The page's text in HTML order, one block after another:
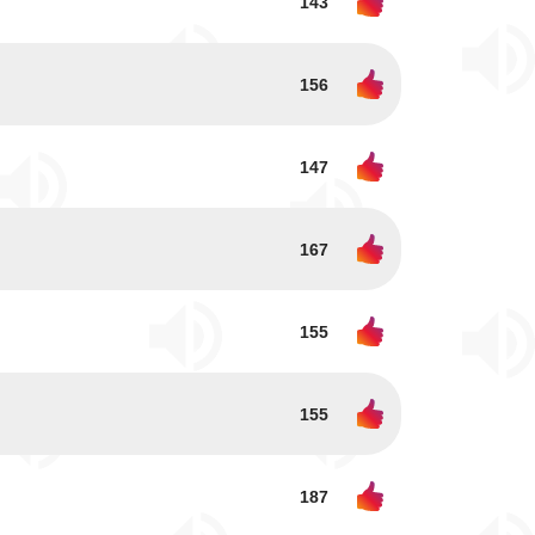
156
147
167
155
155
187